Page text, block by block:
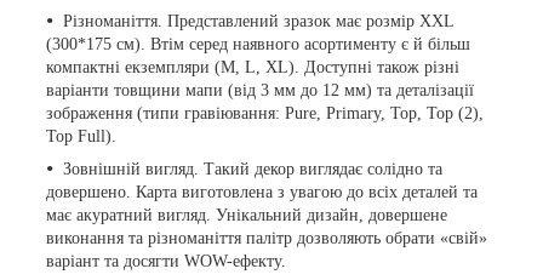
Різноманіття. Представлений зразок має розмір XXL
(300*175 см). Втім серед наявного асортименту є й більш
компактні екземпляри (M, L, XL). Доступні також різні
варіанти товщини мапи (від 3 мм до 12 мм) та деталізації
зображення (типи гравіювання: Pure, Primary, Top, Top (2),
Top Full).
Зовнішній вигляд. Такий декор виглядає солідно та
довершено. Карта виготовлена з увагою до всіх деталей та
має акуратний вигляд. Унікальний дизайн, довершене
виконання та різноманіття палітр дозволяють обрати «свій»
варіант та досягти WOW-ефекту.